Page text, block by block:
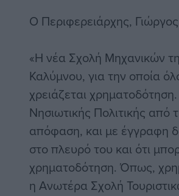
Ο Περιφερειάρχης,
«Η νέα Σχολή Μηχανικών
Καλύμνου, για την οποία
χρειάζεται
Νησιωτικής Πολιτικής από
απόφαση, και με έγγραφη
στο πλευρό του και ότι
χρηματοδότηση. Όπως,
η Ανωτέρα Σχολή